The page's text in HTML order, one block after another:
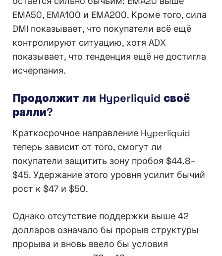
EMA50, EMA100 и EMA200. Кроме того, сила
DMI показывает, что покупатели всё ещё
контролируют ситуацию, хотя ADX
показывает, что тенденция ещё не достигла
исчерпания.
Продолжит ли Hyperliquid своё
ралли?
Краткосрочное направление Hyperliquid
теперь зависит от того, смогут ли
покупатели защитить зону пробоя $44.8–
$45. Удержание этого уровня усилит бычий
рост к $47 и $50.
Однако отсутствие поддержки выше 42
долларов означало бы прорыв структуры
прорыва и вновь ввело бы условия